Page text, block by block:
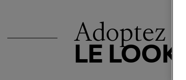
Adoptez
LE LOOK